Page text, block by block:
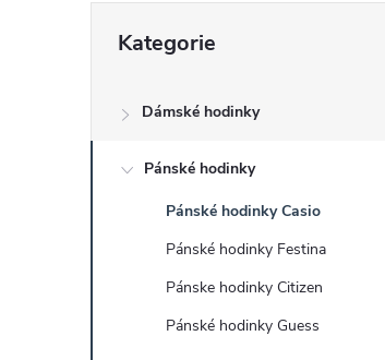
s
kategorie
Kategorie
Dámské hodinky
Pánské hodinky
Pánské hodinky Casio
Pánské hodinky Festina
Pánske hodinky Citizen
Pánské hodinky Guess